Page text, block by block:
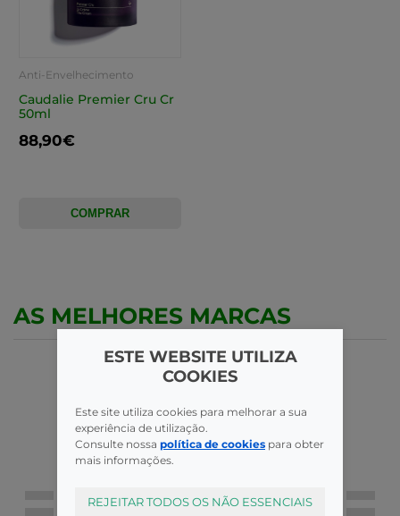
Anti-Envelhecimento
Caudalie Premier Cru Cr
50ml
88,90€
COMPRAR
AS MELHORES MARCAS
ESTE WEBSITE UTILIZA
COOKIES
Este site utiliza cookies para melhorar a sua
experiência de utilização.
Consulte nossa política de cookies para obter
mais informações.
REJEITAR TODOS OS NÃO ESSENCIAIS